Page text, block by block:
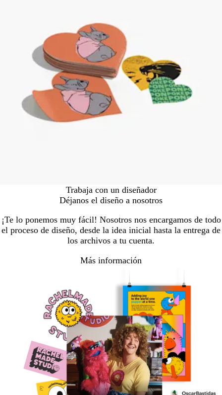
Trabaja con un diseñador
Déjanos el diseño a nosotros
¡Te lo ponemos muy fácil! Nosotros nos encargamos de todo
el proceso de diseño, desde la idea inicial hasta la entrega de
los archivos a tu cuenta.
Más información